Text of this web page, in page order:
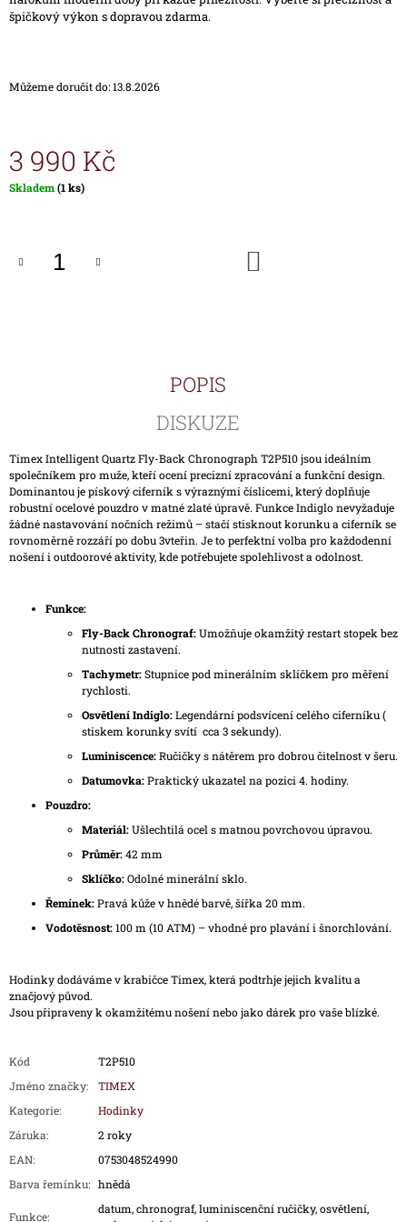
špičkový výkon s dopravou zdarma.
Můžeme doručit do:13.8.2026
3 990 Kč
Měrná
Skladem(1 ks)
POPIS
DISKUZE
Timex Intelligent Quartz Fly-Back Chronograph T2P510 jsou ideálním
společníkem pro muže, kteří ocení precizní zpracování a funkční design.
Dominantou je pískový ciferník s výraznými číslicemi, který doplňuje
robustní ocelové pouzdro v matné zlaté úpravě. Funkce Indiglo nevyžaduje
žádné nastavování nočních režimů – stačí stisknout korunku a ciferník se
rovnoměrně rozzáří po dobu 3vteřin. Je to perfektní volba pro každodenní
nošení i outdoorové aktivity, kde potřebujete spolehlivost a odolnost.
Funkce:
Fly-Back Chronograf:Umožňuje okamžitý restart stopek bez
nutnosti zastavení.
Tachymetr:Stupnice pod minerálním sklíčkem pro měření
rychlosti.
Osvětlení Indiglo:Legendární podsvícení celého ciferníku (
stiskem korunky svítí cca 3 sekundy).
Luminiscence:Ručičky s nátěrem pro dobrou čitelnost v šeru.
Datumovka:Praktický ukazatel na pozici 4. hodiny.
Pouzdro:
Materiál:Ušlechtilá ocel s matnou povrchovou úpravou.
Průměr:42 mm
Sklíčko:Odolné minerální sklo.
Řemínek:Pravá kůže v hnědé barvě, šířka 20 mm.
Vodotěsnost:100 m (10 ATM) – vhodné pro plavání i šnorchlování.
Hodinky dodáváme v krabičce Timex, která podtrhje jejich kvalitu a
značjový původ.
Jsou připraveny k okamžitému nošení nebo jako dárek pro vaše blízké.
Kód
T2P510
Jméno značky:
TIMEX
Kategorie:
Hodinky
Záruka:
2 roky
EAN:
0753048524990
Barva řemínku: hnědá
Funkce:
datum, chronograf, luminiscenční ručičky, osvětlení,
J
TRIATHLON
T5H961
1